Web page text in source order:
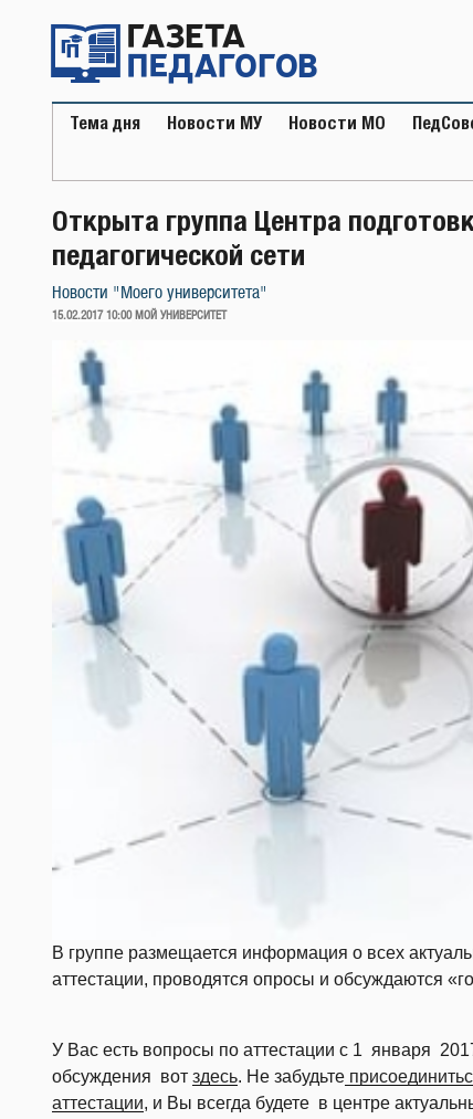
содержимому
Тема дня Новости МУ Новости МО
Открыта группа Центра
педагогической сети
Новости "Моего университета"
ОПУБЛИКОВАНО
15.02.2017 10:00 МОЙ УНИВЕРСИТЕТ
В группе размещается информация о всех
аттестации, проводятся опросы и обсуждаются
У Вас есть вопросы по аттестации с 1 января
обсуждения вот здесь. Не забудьте
аттестации, и Вы всегда будете в центре